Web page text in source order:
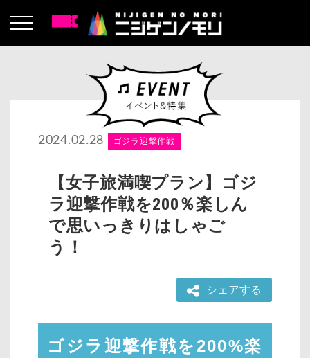
2024.02.28 ゴジラ迎撃作戦
【女子旅満喫プラン】ゴジ
ラ迎撃作戦を200％楽しん
で思いっきりはしゃご
う！
シェアする
ゴジラ迎撃作戦を200%楽